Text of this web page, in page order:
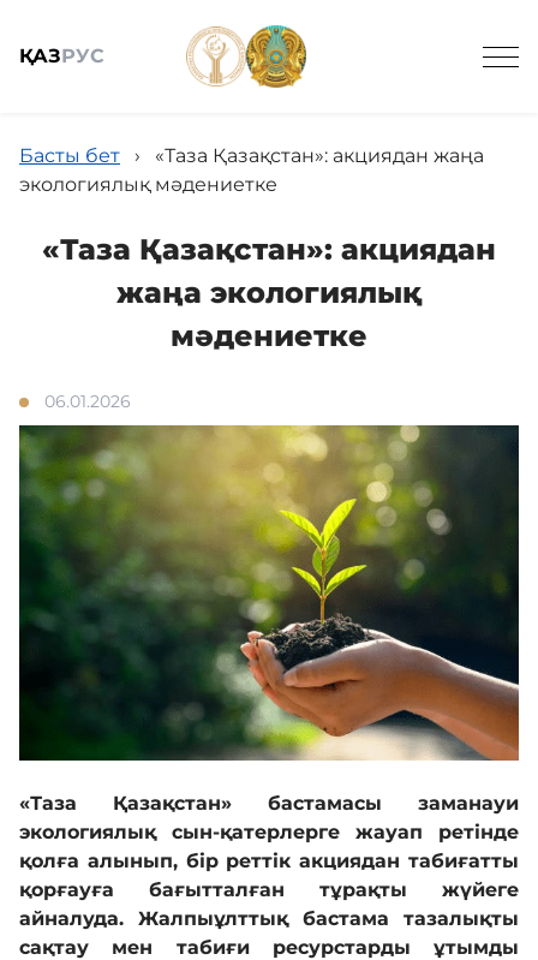
ҚАЗРУС
Жаңалықтар
Мемлекеттік сатып алу
Кадрмен қамтамасыз ету
Білім базасы
Кері байланыс
Адалдық алаңы
Басты бет ›
«Таза Қазақстан»: акциядан жаңа
экологиялық мәдениетке
«Таза Қазақстан»: акциядан
жаңа экологиялық
мәдениетке
06.01.2026
«Таза Қазақстан» бастамасы заманауи
экологиялық сын-қатерлерге жауап ретінде
қолға алынып, бір реттік акциядан табиғатты
қорғауға бағытталған тұрақты жүйеге
айналуда. Жалпыұлттық бастама тазалықты
сақтау мен табиғи ресурстарды ұтымды